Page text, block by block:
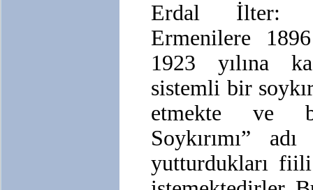
Erdal İlter:
Ermenilere
1923 yılına
sistemli bir
etmekte ve
Soykırımı”
yutturdukları fiili